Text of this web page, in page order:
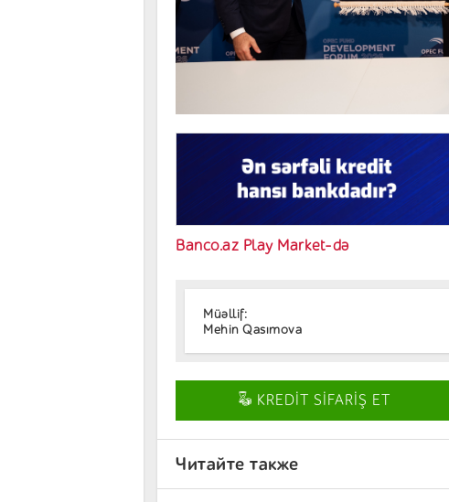
Banco.az Play Market-də
Müəllif:
Mehin Qasımova
KREDİT SİFARİŞ ET
Читайте также